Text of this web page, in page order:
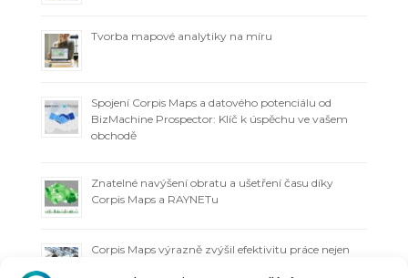
Tvorba mapové analytiky na míru
Spojení Corpis Maps a datového potenciálu od
BizMachine Prospector: Klíč k úspěchu ve vašem
obchodě
Znatelné navýšení obratu a ušetření času díky
Corpis Maps a RAYNETu
Corpis Maps výrazně zvýšil efektivitu práce nejen